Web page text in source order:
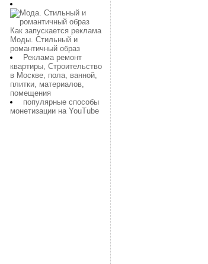
Как запускается реклама
Моды. Стильный и
романтичный образ
Реклама ремонт
квартиры, Строительство
в Москве, пола, ванной,
плитки, материалов,
помещения
популярные способы
монетизации на YouTube